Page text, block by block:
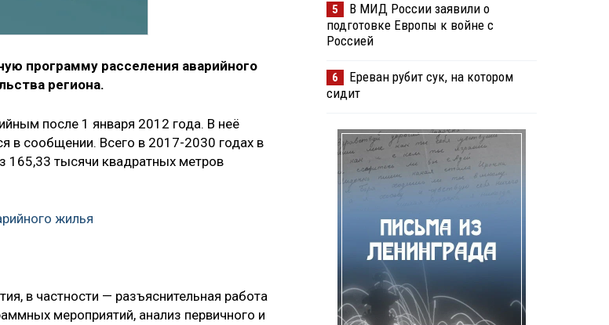
программу расселения аварийного
региона.
после 1 января 2012 года. В неё
в сообщении. Всего в 2017-2030 годах в
165,33 тысячи квадратных метров
жилья
в частности — разъяснительная работа
мероприятий, анализ первичного и
5
В МИД России заявили о
подготовке Европы к войне с
Россией
6
Ереван рубит сук, на котором
сидит